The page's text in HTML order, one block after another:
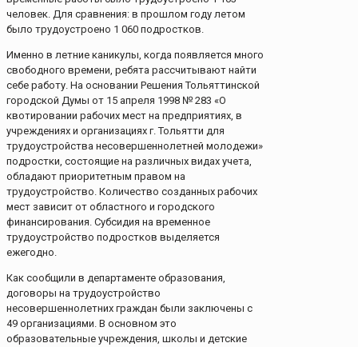
человек. Для сравнения: в прошлом году летом
было трудоустроено 1 060 подростков.
Именно в летние каникулы, когда появляется много
свободного времени, ребята рассчитывают найти
себе работу. На основании Решения Тольяттинской
городской Думы от 15 апреля 1998 № 283 «О
квотировании рабочих мест на предприятиях, в
учреждениях и организациях г. Тольятти для
трудоустройства несовершеннолетней молодежи»
подростки, состоящие на различных видах учета,
обладают приоритетным правом на
трудоустройство. Количество созданных рабочих
мест зависит от областного и городского
финансирования. Субсидия на временное
трудоустройство подростков выделяется
ежегодно.
Как сообщили в департаменте образования,
договоры на трудоустройство
несовершеннолетних граждан были заключены с
49 организациями. В основном это
образовательные учреждения, школы и детские